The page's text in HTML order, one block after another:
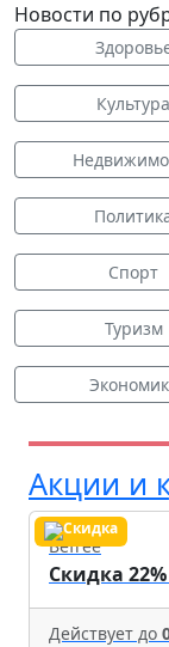
Новости по
Культура
Спорт
Туризм
Акции и
Befree
Скидка
Действует до